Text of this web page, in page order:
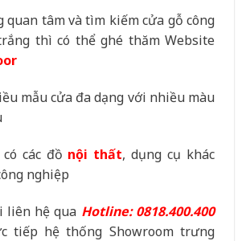
quan tâm và tìm kiếm cửa gỗ công
thì có thể ghé thăm Website
mẫu cửa đa dạng với nhiều màu
các đồ nội thất, dụng cụ khác
nghiệp
liên hệ qua Hotline: 0818.400.400
tiếp hệ thống Showroom trưng